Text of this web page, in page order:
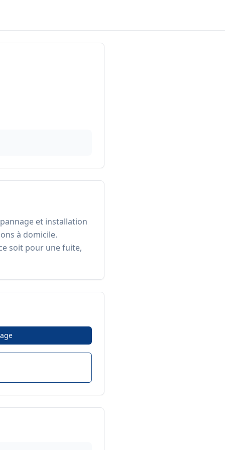
et installation
à domicile.
soit pour une fuite,